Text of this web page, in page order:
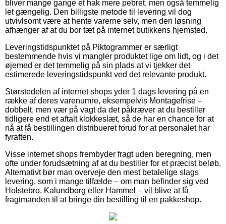
bliver mange gange et hak mere pebret, men også temmelig
let gængelig. Den billigste metode til levering vil dog
utvivlsomt være at hente varerne selv, men den løsning
afhænger af at du bor tæt på internet butikkens hjemsted.
Leveringstidspunktet på Piktogrammer er særligt
bestemmende hvis vi mangler produktet lige om lidt, og i det
øjemed er det temmelig på sin plads at vi tjekker det
estimerede leveringstidspunkt ved det relevante produkt.
Størstedelen af internet shops yder 1 dags levering på en
række af deres varenumre, eksempelvis Montagefrise –
dobbelt, men vær på vagt da det påkræver at du bestiller
tidligere end et aftalt klokkeslæt, så de har en chance for at
nå at få bestillingen distribueret forud for at personalet har
fyraften.
Visse internet shops frembyder fragt uden beregning, men
ofte under forudsætning af at du bestiller for et præcist beløb.
Alternativt bør man overveje den mest betalelige slags
levering, som i mange tilfælde – om man befinder sig ved
Holstebro, Kalundborg eller Hammel – vil blive at få
fragtmanden til at bringe din bestilling til en pakkeshop.